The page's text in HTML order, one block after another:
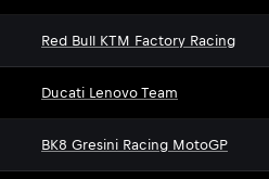
Red Bull KTM Factory Racing
Ducati Lenovo Team
BK8 Gresini Racing MotoGP